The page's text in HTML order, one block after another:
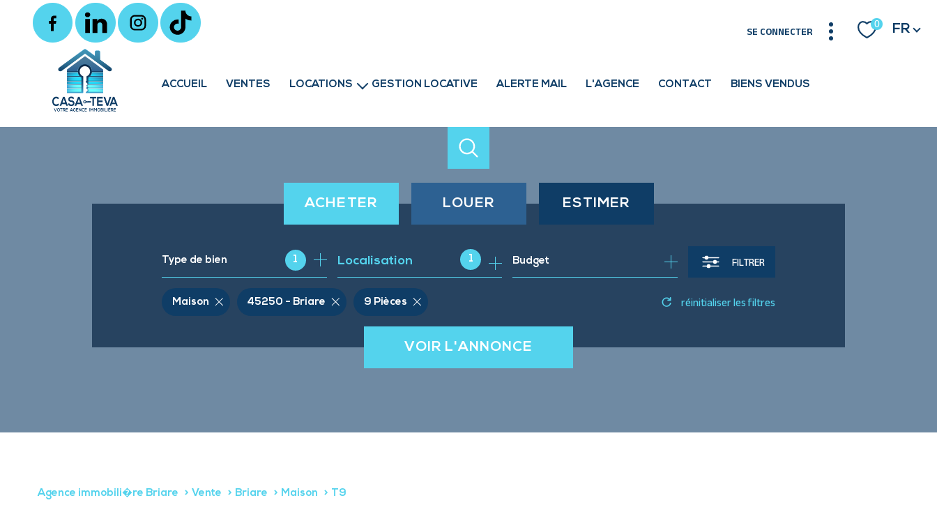
SE CONNECTER
0 Langue
FR
ACCUEIL VENTES LOCATIONS GESTION LOCATIVE ALERTE MAIL L'AGENCE CONTACT BIENS VENDUS
ACHETER
de l'ancien
de l'immo pro
LOUER
à l'année
ESTIMER
Type de bien 1 1
Localisation Budget FILTRER
VOIR L'ANNONCE
Maison 45250 - Briare 9 Pièces réinitialiser les filtres
Agence immobili�re Briare Vente Briare Maison T9